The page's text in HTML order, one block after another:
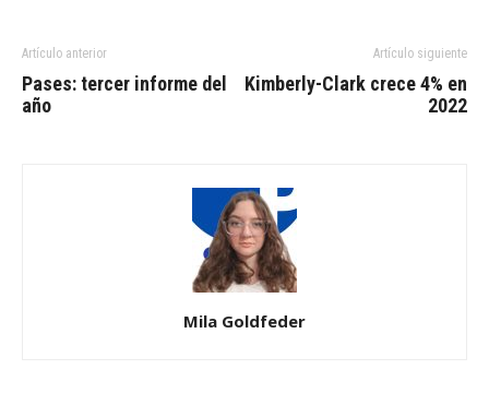
Artículo anterior
Pases: tercer informe del
año
Artículo siguiente
Kimberly-Clark crece 4% en
2022
Mila Goldfeder